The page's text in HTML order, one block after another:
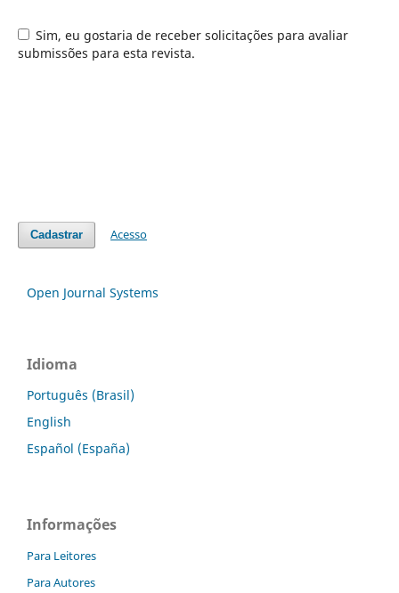
Sim, eu gostaria de receber solicitações para avaliar
submissões para esta revista.
Cadastrar Acesso
Open Journal Systems
Idioma
Português (Brasil)
English
Español (España)
Informações
Para Leitores
Para Autores